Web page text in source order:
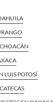
LUIS POTOSÍ